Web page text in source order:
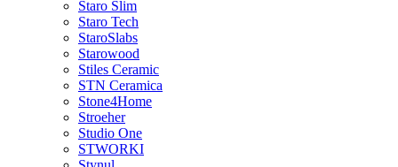
Staro Slim
Staro Tech
StaroSlabs
Starowood
Stiles Ceramic
STN Ceramica
Stone4Home
Stroeher
Studio One
STWORKI